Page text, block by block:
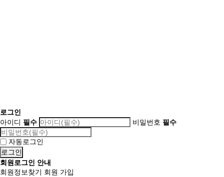
로그인
아이디 필수 비밀번호 필수
자동로그인
회원로그인 안내
회원정보찾기 회원 가입